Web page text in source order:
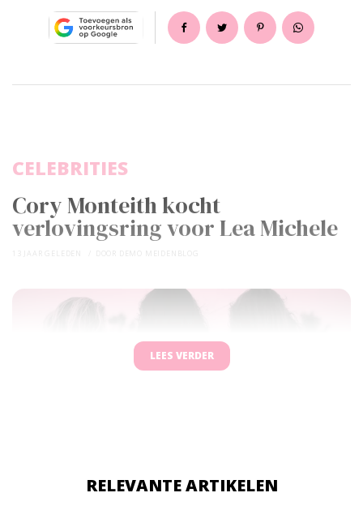
Cory Monteith kocht
verlovingsring voor Lea Michele
CELEBRITIES
LEES VERDER
RELEVANTE ARTIKELEN